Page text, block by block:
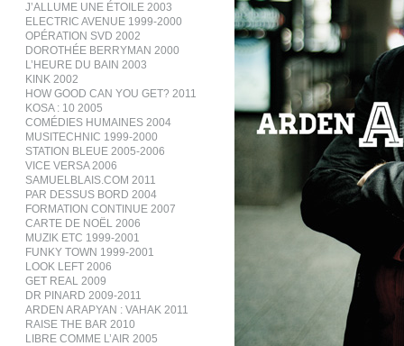
J’ALLUME UNE ÉTOILE 2003
ELECTRIC AVENUE 1999-2000
OPÉRATION SVD 2002
DOROTHÉE BERRYMAN 2000
L’HEURE DU BAIN 2003
KINK 2002
HOW GOOD CAN YOU GET? 2011
KOSA : 10 2005
COMÉDIES HUMAINES 2004
MUSITECHNIC 1999-2000
STATION BLEUE 2005-2006
VICE VERSA 2006
SAMUELBLAIS.COM 2011
PAR DESSUS BORD 2004
FORMATION CONTINUE 2007
CARTE DE NOËL 2006
MUZIK ETC 1999-2001
FUNKY TOWN 1999-2001
LOOK LEFT 2006
GET REAL 2009
DR PINARD 2009-2011
ARDEN ARAPYAN : VAHAK 2011
RAISE THE BAR 2010
LIBRE COMME L’AIR 2005